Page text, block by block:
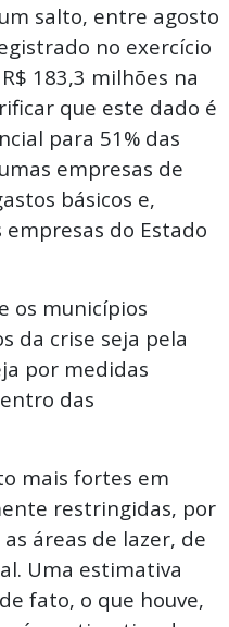
salto, entre agosto
no exercício
183,3 milhões na
que este dado é
para 51% das
empresas de
básicos e,
do Estado
os municípios
da crise seja pela
por medidas
das
mais fortes em
restringidas, por
áreas de lazer, de
Uma estimativa
fato, o que houve,